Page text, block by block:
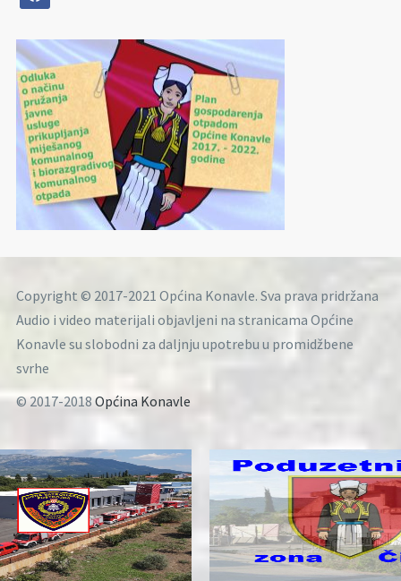
Copyright © 2017-2021 Općina Konavle. Sva prava pridržana
Audio i video materijali objavljeni na stranicama Općine
Konavle su slobodni za daljnju upotrebu u promidžbene
svrhe
© 2017-2018Općina Konavle